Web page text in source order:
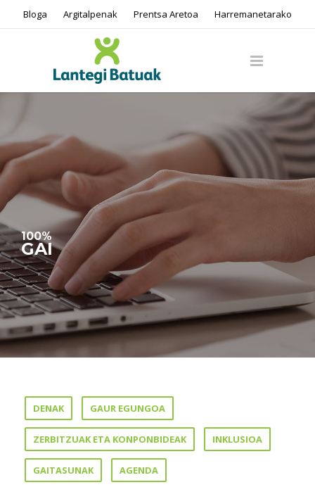
Bloga Argitalpenak Prentsa Aretoa Harremanetarako
100%
GAI
DENAK GAUR EGUNGOA
ZERBITZUAK ETA KONPONBIDEAK INKLUSIOA
GAITASUNAK AGENDA